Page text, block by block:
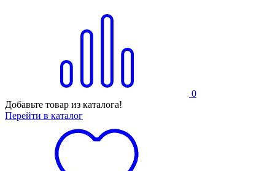
0
Добавьте товар из каталога!
Перейти в каталог